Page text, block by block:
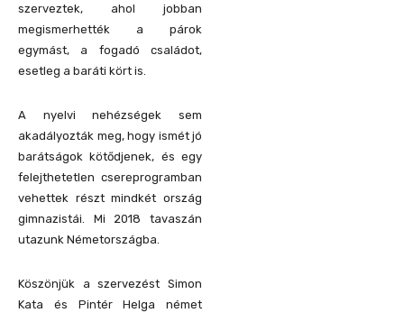
szerveztek, ahol jobban
megismerhették a párok
egymást, a fogadó családot,
esetleg a baráti kört is.
A nyelvi nehézségek sem
akadályozták meg, hogy ismét jó
barátságok kötődjenek, és egy
felejthetetlen csereprogramban
vehettek részt mindkét ország
gimnazistái. Mi 2018 tavaszán
utazunk Németországba.
Köszönjük a szervezést Simon
Kata és Pintér Helga német